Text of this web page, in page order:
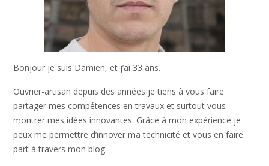
Bonjour je suis Damien, et j’ai 33 ans.
Ouvrier-artisan depuis des années je tiens à vous faire
partager mes compétences en travaux et surtout vous
montrer mes idées innovantes. Grâce à mon expérience je
peux me permettre d’innover ma technicité et vous en faire
part à travers mon blog.